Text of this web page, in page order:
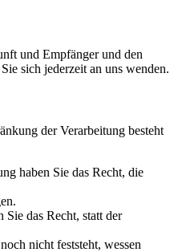
und Empfänger und den
sich jederzeit an uns wenden.
der Verarbeitung besteht
haben Sie das Recht, die
das Recht, statt der
nicht feststeht, wessen